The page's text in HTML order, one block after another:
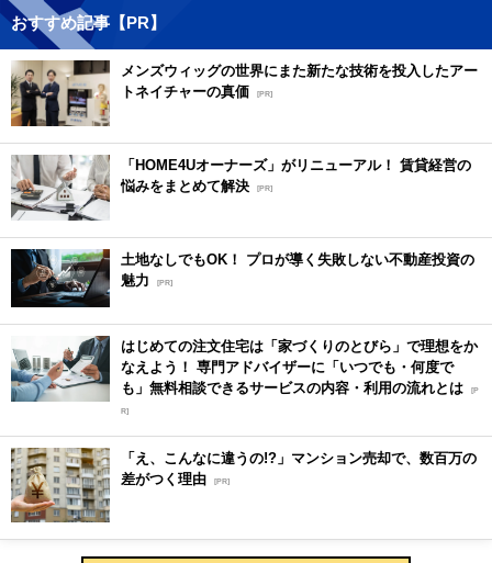
おすすめ記事【PR】
メンズウィッグの世界にまた新たな技術を投入したアー
トネイチャーの真価
[PR]
「HOME4Uオーナーズ」がリニューアル！ 賃貸経営の
悩みをまとめて解決 [PR]
土地なしでもOK！ プロが導く失敗しない不動産投資の
魅力
[PR]
はじめての注文住宅は「家づくりのとびら」で理想をか
なえよう！ 専門アドバイザーに「いつでも・何度で
も」無料相談できるサービスの内容・利用の流れとは [P
R]
「え、こんなに違うの!?」マンション売却で、数百万の
差がつく理由 [PR]